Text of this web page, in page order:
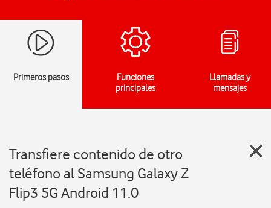
Primeros pasos
Funciones
principales
Llamadas y
mensajes
Transfiere contenido de otro
teléfono al Samsung Galaxy Z
Flip3 5G Android 11.0